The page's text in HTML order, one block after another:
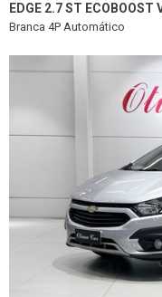
EDGE 2.7 ST ECOBOOST
Branca 4P Automático